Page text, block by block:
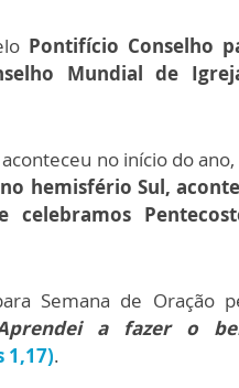
Pontifício Conselho
Mundial de
aconteceu no início do ano,
no hemisfério Sul,
Semana de Oração
a fazer o
1,17).